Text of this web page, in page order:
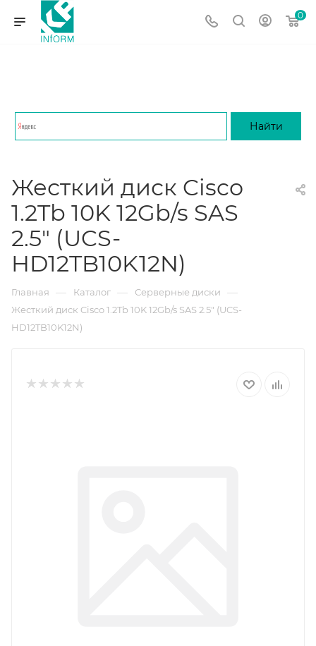
0
Жесткий диск Cisco
1.2Tb 10K 12Gb/s SAS
2.5" (UCS-
HD12TB10K12N)
Главная — Каталог — Серверные диски —
Жесткий диск Cisco 1.2Tb 10K 12Gb/s SAS 2.5" (UCS-
HD12TB10K12N)